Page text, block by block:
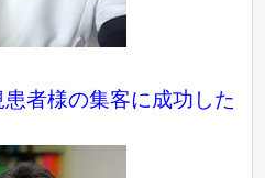
患者様の集客に成功した